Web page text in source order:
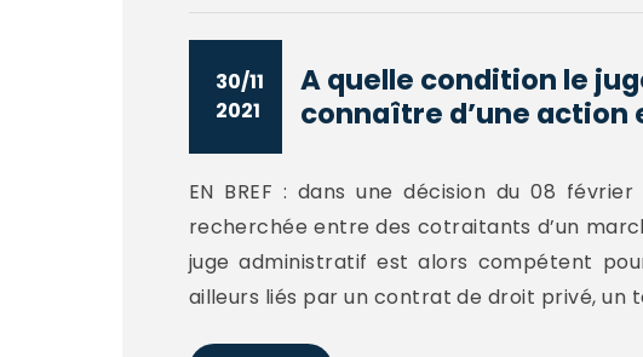
30/11
2021
A quelle condition le
connaître d’une action
EN BREF : dans une décision du 08
recherchée entre des cotraitants d’un
juge administratif est alors compétent
ailleurs liés par un contrat de droit privé, un